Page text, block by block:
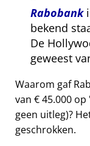
Rabobank
bekend
De
geweest
Waarom gaf
van € 45.000 op
geen uitleg)?
geschrokken.